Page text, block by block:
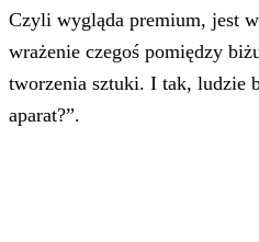
Czyli wygląda premium, jest
wrażenie czegoś pomiędzy
tworzenia sztuki. I tak, ludzie
aparat?”.